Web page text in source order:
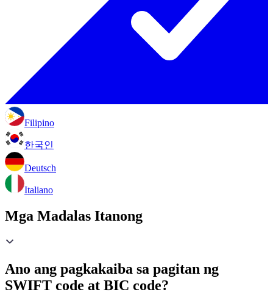
Filipino
한국인
Deutsch
Italiano
Mga Madalas Itanong
Ano ang pagkakaiba sa pagitan ng
SWIFT code at BIC code?